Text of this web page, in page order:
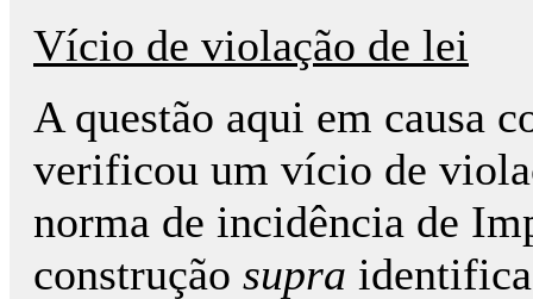
Vício de violação de lei
A questão aqui em causa
verificou um vício de
norma de incidência de
construção supra